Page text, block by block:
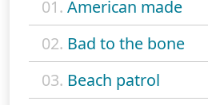
01. American made
02. Bad to the bone
03. Beach patrol